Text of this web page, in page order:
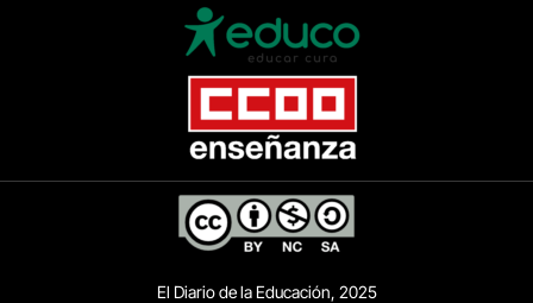
El Diario de la Educación, 2025